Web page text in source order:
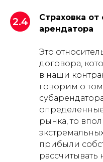
2.4
Страховка
арендатора
Это
договора,
в наши
говорим о
рынка, то
прибыли